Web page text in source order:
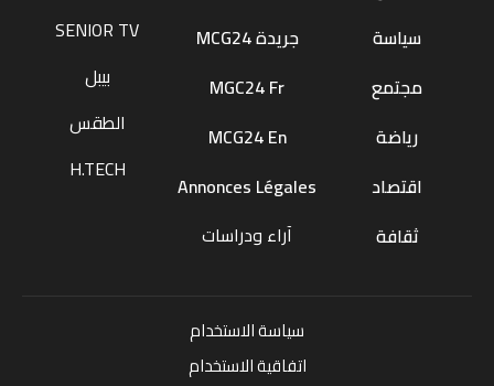
سياسة
مجتمع
رياضة
اقتصاد
ثقافة
جريدة MCG24
MGC24 Fr
MCG24 En
Annonces Légales
آراء ودراسات
SENIOR TV
بيبل
الطقس
H.TECH
سياسة الاستخدام
اتفاقية الاستخدام